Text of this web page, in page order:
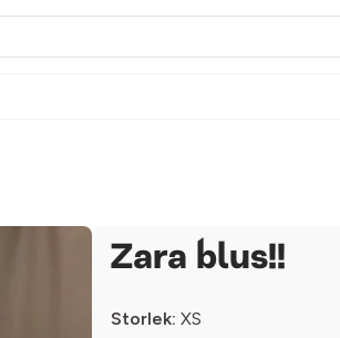
Zara blus!!
Storlek: XS